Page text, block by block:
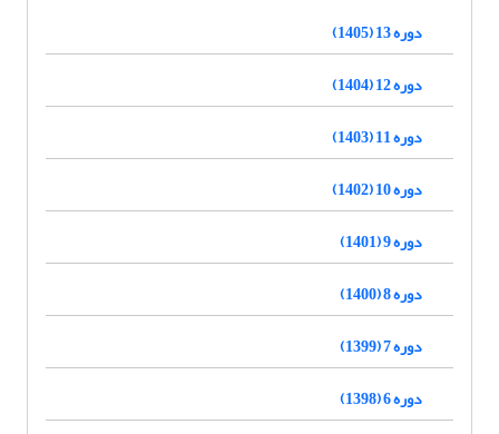
دوره 13 (1405)
دوره 12 (1404)
دوره 11 (1403)
دوره 10 (1402)
دوره 9 (1401)
دوره 8 (1400)
دوره 7 (1399)
دوره 6 (1398)